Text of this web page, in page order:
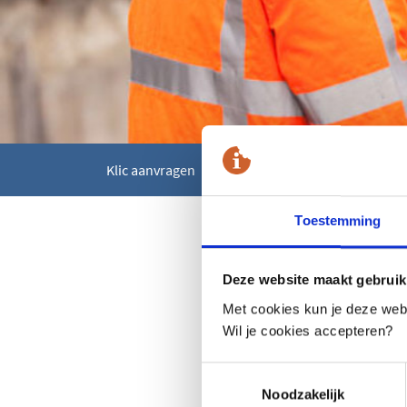
Toestemming
Deze website maakt
Met cookies kun je deze
Wil je cookies accepteren?
Noodzakelijk
Klic aanvragen Nieuws
05-10-2018
Gebruik
In Nederland zijn de
met het lage aantal
geraakt kan worden,